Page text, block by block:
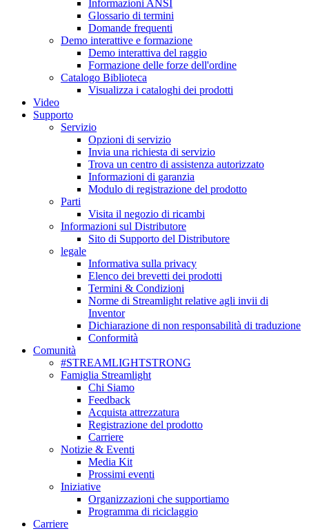
Informazioni ANSI
Glossario di termini
Domande frequenti
Demo interattive e formazione
Demo interattiva del raggio
Formazione delle forze dell'ordine
Catalogo Biblioteca
Visualizza i cataloghi dei prodotti
Video
Supporto
Servizio
Opzioni di servizio
Invia una richiesta di servizio
Trova un centro di assistenza autorizzato
Informazioni di garanzia
Modulo di registrazione del prodotto
Parti
Visita il negozio di ricambi
Informazioni sul Distributore
Sito di Supporto del Distributore
legale
Informativa sulla privacy
Elenco dei brevetti dei prodotti
Termini & Condizioni
Norme di Streamlight relative agli invii di
Inventor
Dichiarazione di non responsabilità di traduzione
Conformità
Comunità
#STREAMLIGHTSTRONG
Famiglia Streamlight
Chi Siamo
Feedback
Acquista attrezzatura
Registrazione del prodotto
Carriere
Notizie & Eventi
Media Kit
Prossimi eventi
Iniziative
Organizzazioni che supportiamo
Programma di riciclaggio
Carriere